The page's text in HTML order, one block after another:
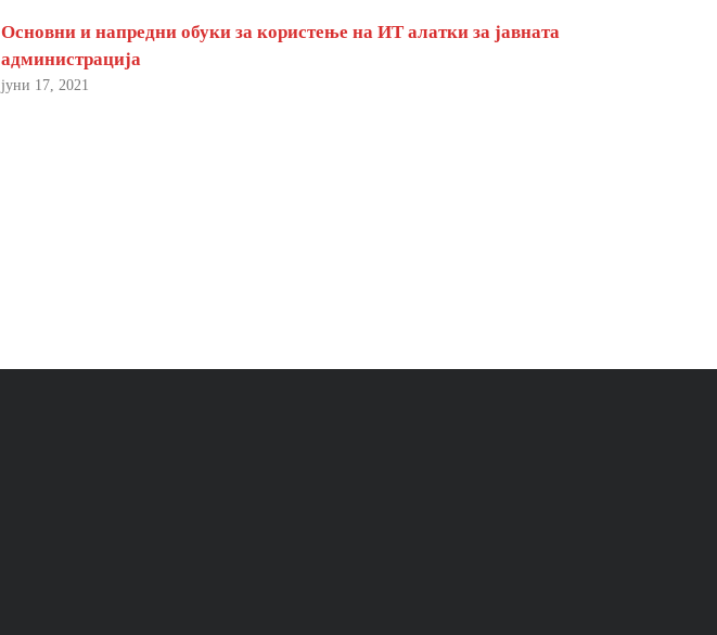
Основни и напредни обуки за користење на ИТ алатки за јавната
администрација
јуни 17, 2021